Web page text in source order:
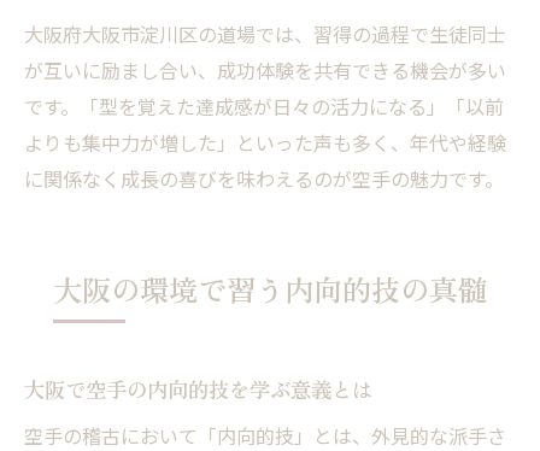
大阪府大阪市淀川区の道場では、習得の過程で生徒同士
が互いに励まし合い、成功体験を共有できる機会が多い
です。「型を覚えた達成感が日々の活力になる」「以前
よりも集中力が増した」といった声も多く、年代や経験
に関係なく成長の喜びを味わえるのが空手の魅力です。
大阪の環境で習う内向的技の真髄
大阪で空手の内向的技を学ぶ意義とは
空手の稽古において「内向的技」とは、外見的な派手さ